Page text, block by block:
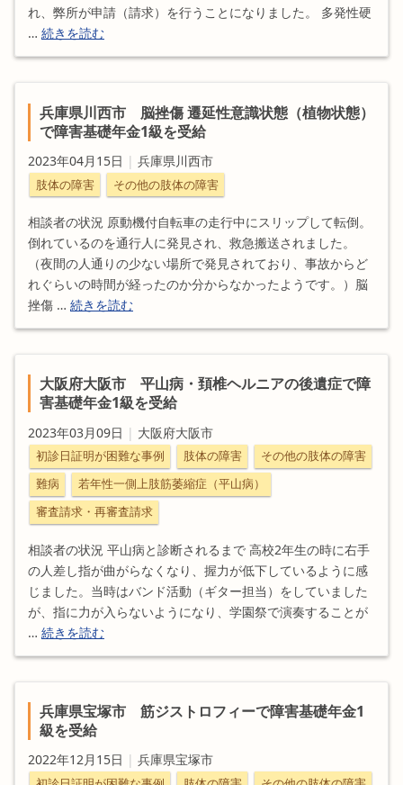
れ、弊所が申請（請求）を行うことになりました。 多発性硬
… 続きを読む
兵庫県川西市 脳挫傷 遷延性意識状態（植物状態）
で障害基礎年金1級を受給
2023年04月15日 | 兵庫県川西市
肢体の障害 その他の肢体の障害
相談者の状況 原動機付自転車の走行中にスリップして転倒。
倒れているのを通行人に発見され、救急搬送されました。
（夜間の人通りの少ない場所で発見されており、事故からど
れぐらいの時間が経ったのか分からなかったようです。）脳
挫傷 … 続きを読む
大阪府大阪市 平山病・頚椎ヘルニアの後遺症で障
害基礎年金1級を受給
2023年03月09日 | 大阪府大阪市
初診日証明が困難な事例 肢体の障害
その他の肢体の障害
難病
若年性一側上肢筋萎縮症（平山病）
審査請求・再審査請求
相談者の状況 平山病と診断されるまで 高校2年生の時に右手
の人差し指が曲がらなくなり、握力が低下しているように感
じました。当時はバンド活動（ギター担当）をしていました
が、指に力が入らないようになり、学園祭で演奏することが
… 続きを読む
兵庫県宝塚市 筋ジストロフィーで障害基礎年金1
級を受給
2022年12月15日 | 兵庫県宝塚市